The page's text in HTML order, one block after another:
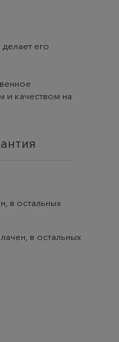
его
и качеством на
в остальных
в остальных